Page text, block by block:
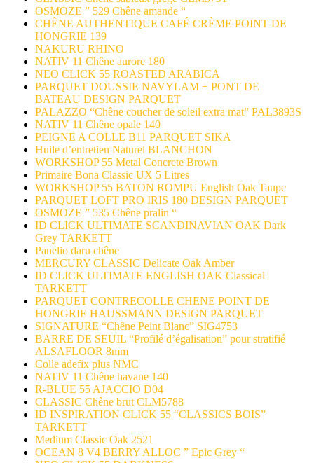
OSMOZE ” 529 Chêne amande “
CHÊNE AUTHENTIQUE CAFÉ CRÈME POINT DE
HONGRIE 139
NAKURU RHINO
NATIV 11 Chêne aurore 180
NEO CLICK 55 ROASTED ARABICA
PARQUET DOUSSIE NAVYLAM + PONT DE
BATEAU DESIGN PARQUET
PALAZZO “Chêne coucher de soleil extra mat” PAL3893S
NATIV 11 Chêne opale 140
PEIGNE A COLLE B11 PARQUET SIKA
Huile d’entretien Naturel BLANCHON
WORKSHOP 55 Metal Concrete Brown
Primaire Bona Classic UX 5 Litres
WORKSHOP 55 BATON ROMPU English Oak Taupe
PARQUET LOFT PRO IRIS 180 DESIGN PARQUET
OSMOZE ” 535 Chêne pralin “
ID CLICK ULTIMATE SCANDINAVIAN OAK Dark
Grey TARKETT
Panelio daru chêne
MERCURY CLASSIC Delicate Oak Amber
ID CLICK ULTIMATE ENGLISH OAK Classical
TARKETT
PARQUET CONTRECOLLE CHENE POINT DE
HONGRIE HAUSSMANN DESIGN PARQUET
SIGNATURE “Chêne Peint Blanc” SIG4753
BARRE DE SEUIL “Profilé d’égalisation” pour stratifié
ALSAFLOOR 8mm
Colle adefix plus NMC
NATIV 11 Chêne havane 140
R-BLUE 55 AJACCIO D04
CLASSIC Chêne brut CLM5788
ID INSPIRATION CLICK 55 “CLASSICS BOIS”
TARKETT
Medium Classic Oak 2521
OCEAN 8 V4 BERRY ALLOC ” Epic Grey “